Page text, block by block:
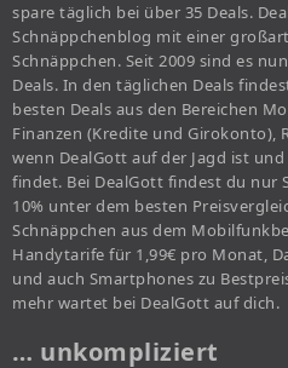
spare täglich bei über 35 Deals.
Schnäppchenblog mit einer
Schnäppchen. Seit 2009 sind es
Deals. In den täglichen Deals
besten Deals aus den Bereichen
Finanzen (Kredite und Girokonto),
wenn DealGott auf der Jagd ist
findet. Bei DealGott findest du nur
10% unter dem besten
Schnäppchen aus dem
Handytarife für 1,99€ pro Monat,
und auch Smartphones zu
mehr wartet bei DealGott auf dich.
… unkompliziert